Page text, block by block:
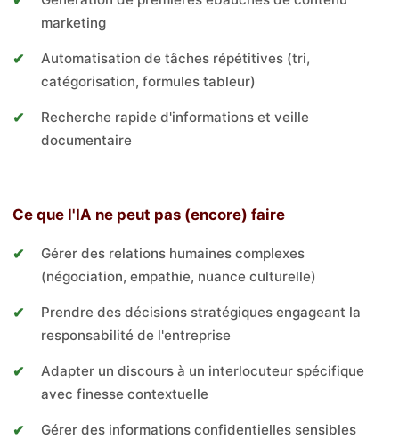
marketing
Automatisation de tâches répétitives (tri,
catégorisation, formules tableur)
Recherche rapide d'informations et veille
documentaire
Ce que l'IA ne peut pas (encore) faire
Gérer des relations humaines complexes
(négociation, empathie, nuance culturelle)
Prendre des décisions stratégiques engageant la
responsabilité de l'entreprise
Adapter un discours à un interlocuteur spécifique
avec finesse contextuelle
Gérer des informations confidentielles sensibles